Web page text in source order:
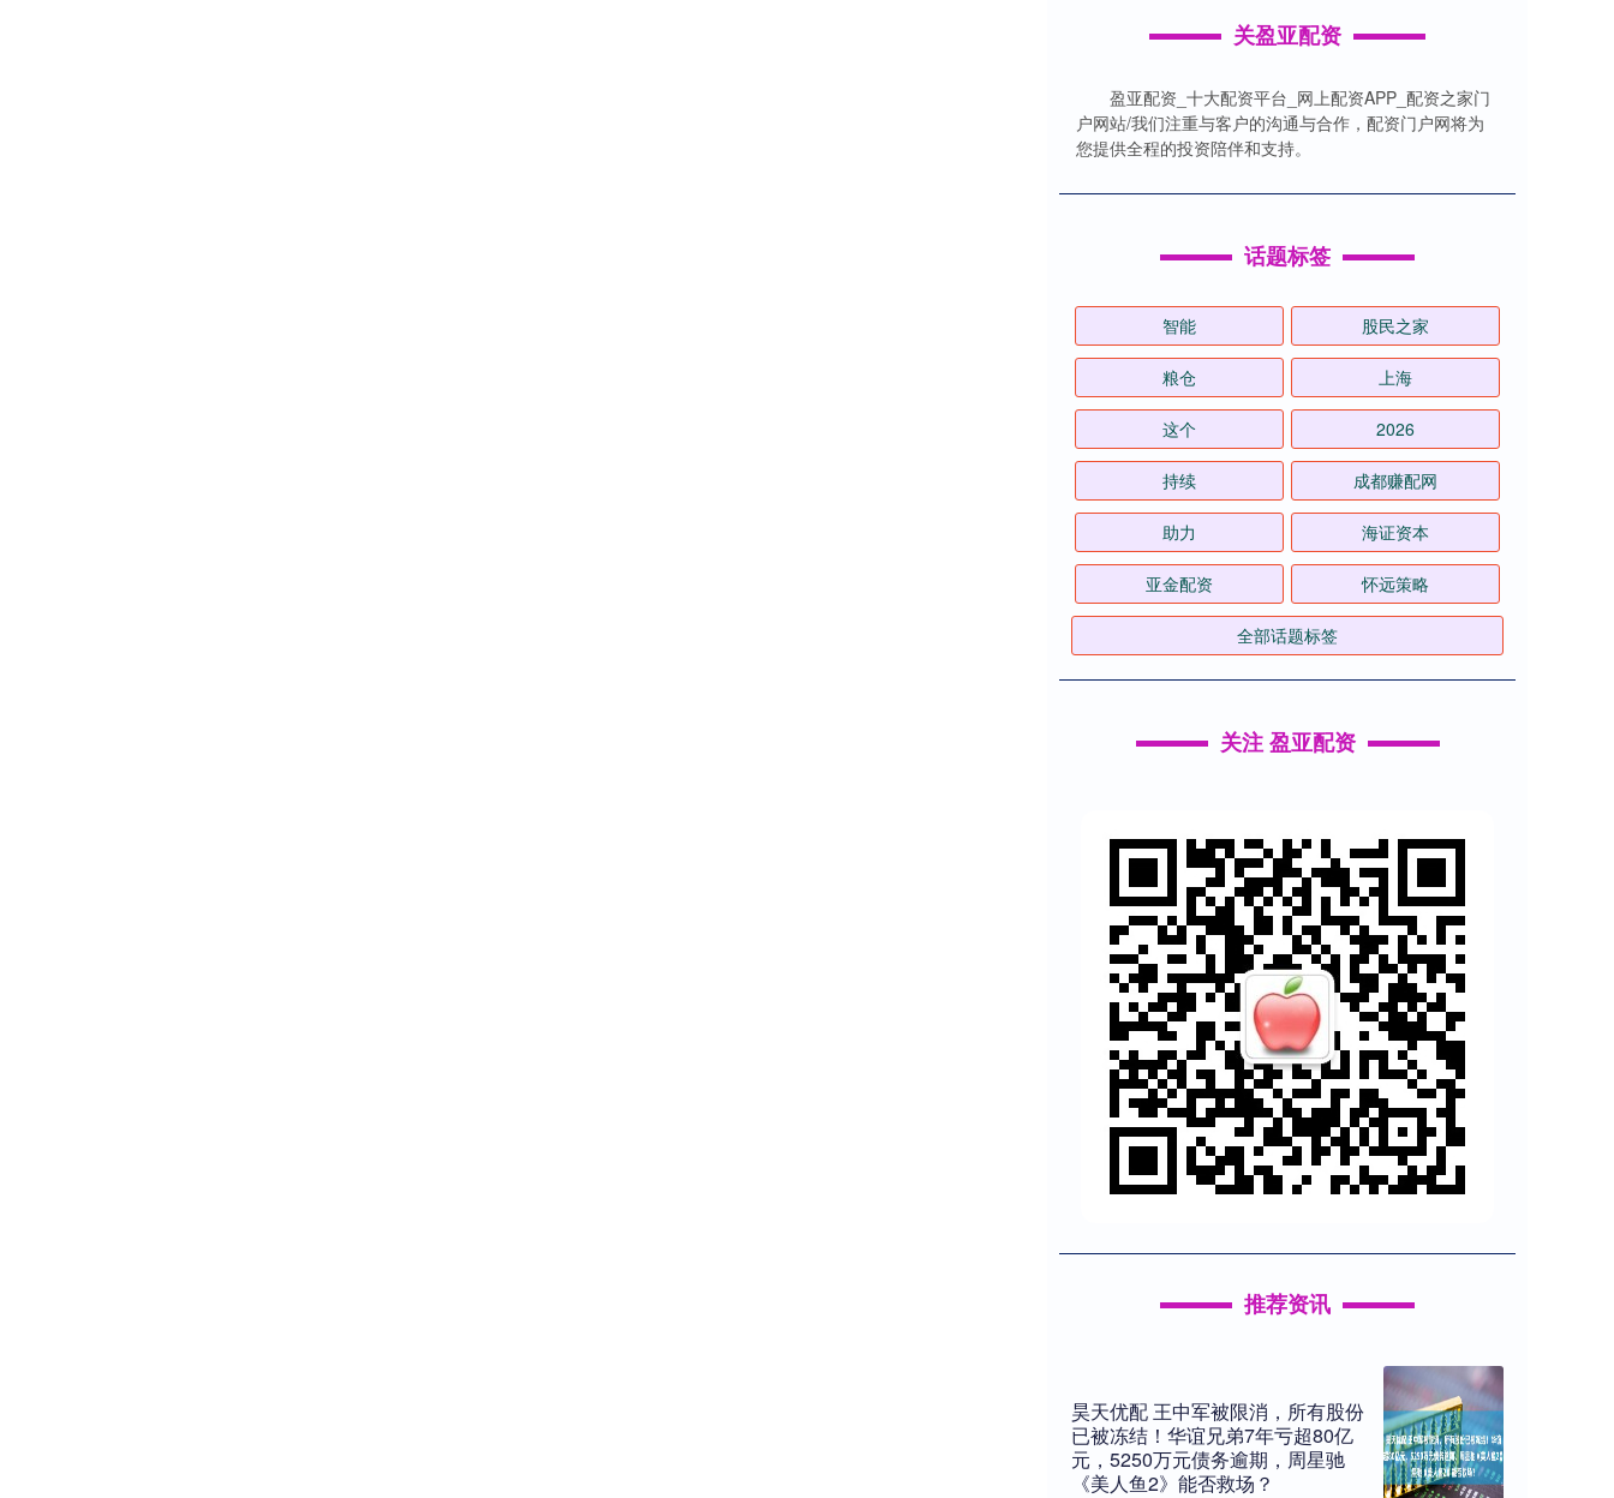
关盈亚配资
盈亚配资_十大配资平台_网上配资APP_配资之家门
户网站/我们注重与客户的沟通与合作，配资门户网将为
您提供全程的投资陪伴和支持。
话题标签
智能 股民之家
粮仓 上海
这个 2026
持续 成都赚配网
助力 海证资本
亚金配资 怀远策略
全部话题标签
关注 盈亚配资
推荐资讯
昊天优配 王中军被限消，所有股份
已被冻结！华谊兄弟7年亏超80亿
元，5250万元债务逾期，周星驰
《美人鱼2》能否救场？